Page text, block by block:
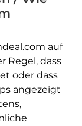
auf
Regel, dass
oder dass
angezeigt